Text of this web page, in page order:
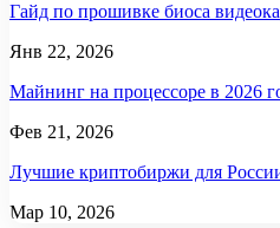
Гайд по прошивке биоса
Янв 22, 2026
Майнинг на процессоре в 2026
Фев 21, 2026
Лучшие криптобиржи для
Мар 10, 2026